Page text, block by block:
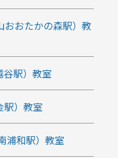
おおたかの森駅）教
谷駅）教室
駅）教室
浦和駅）教室